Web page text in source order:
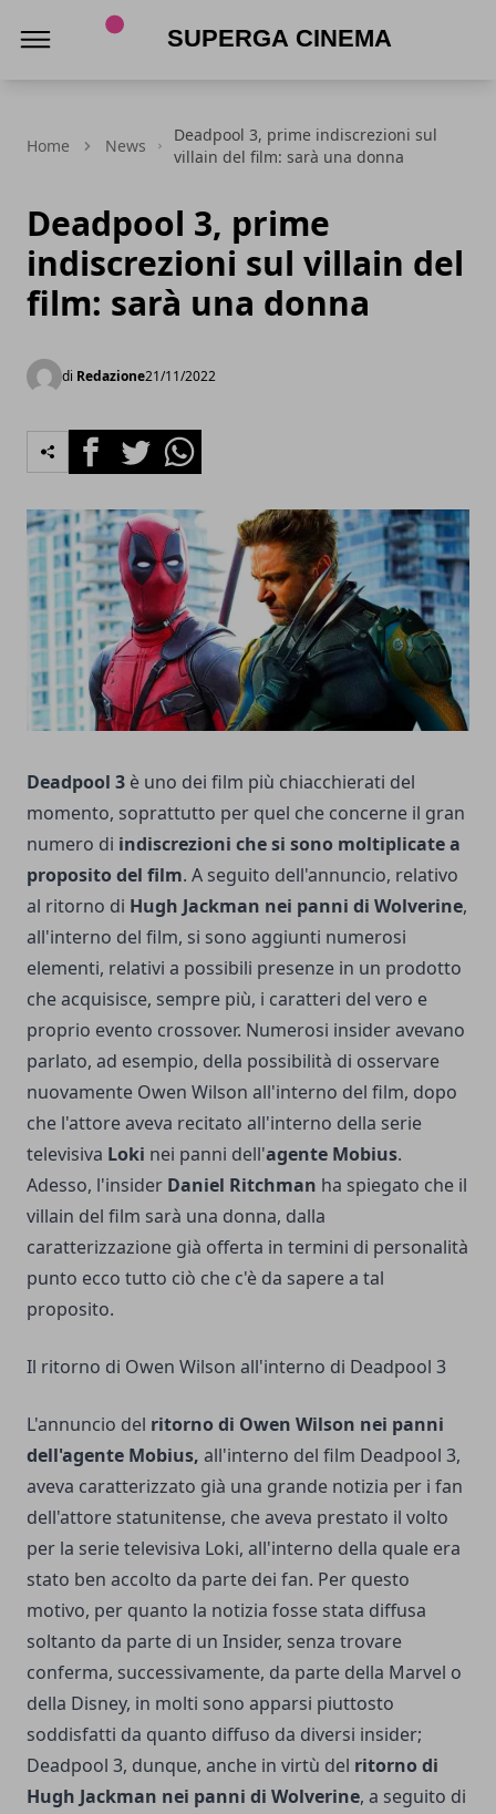
Home News
Deadpool 3, prime indiscrezioni sul
villain del film: sarà una donna
Deadpool 3, prime
indiscrezioni sul villain del
film: sarà una donna
di Redazione21/11/2022
FacebookTwitterWhatsapp
Deadpool 3 è uno dei film più chiacchierati del
momento, soprattutto per quel che concerne il gran
numero di indiscrezioni che si sono moltiplicate a
proposito del film. A seguito dell'annuncio, relativo
al ritorno di Hugh Jackman nei panni di Wolverine,
all'interno del film, si sono aggiunti numerosi
elementi, relativi a possibili presenze in un prodotto
che acquisisce, sempre più, i caratteri del vero e
proprio evento crossover. Numerosi insider avevano
parlato, ad esempio, della possibilità di osservare
nuovamente Owen Wilson all'interno del film, dopo
che l'attore aveva recitato all'interno della serie
televisiva Loki nei panni dell'agente Mobius.
Adesso, l'insider Daniel Ritchman ha spiegato che il
villain del film sarà una donna, dalla
caratterizzazione già offerta in termini di personalità
punto ecco tutto ciò che c'è da sapere a tal
proposito.
Il ritorno di Owen Wilson all'interno di Deadpool 3
L'annuncio del ritorno di Owen Wilson nei panni
dell'agente Mobius, all'interno del film Deadpool 3,
aveva caratterizzato già una grande notizia per i fan
dell'attore statunitense, che aveva prestato il volto
per la serie televisiva Loki, all'interno della quale era
stato ben accolto da parte dei fan. Per questo
motivo, per quanto la notizia fosse stata diffusa
soltanto da parte di un Insider, senza trovare
conferma, successivamente, da parte della Marvel o
della Disney, in molti sono apparsi piuttosto
soddisfatti da quanto diffuso da diversi insider;
Deadpool 3, dunque, anche in virtù del ritorno di
Hugh Jackman nei panni di Wolverine, a seguito di